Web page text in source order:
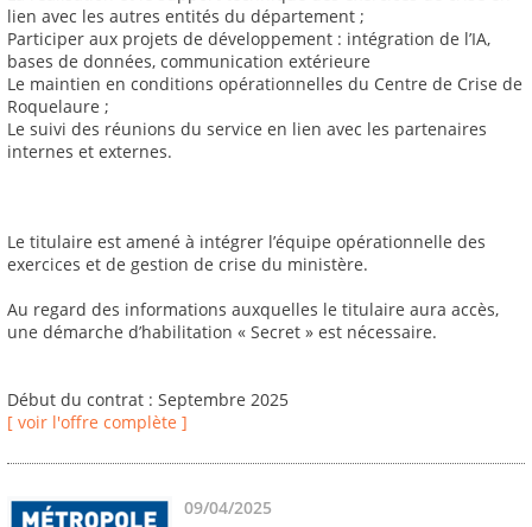
lien avec les autres entités du département ;
Participer aux projets de développement : intégration de l’IA,
bases de données, communication extérieure
Le maintien en conditions opérationnelles du Centre de Crise de
Roquelaure ;
Le suivi des réunions du service en lien avec les partenaires
internes et externes.
Le titulaire est amené à intégrer l’équipe opérationnelle des
exercices et de gestion de crise du ministère.
Au regard des informations auxquelles le titulaire aura accès,
une démarche d’habilitation « Secret » est nécessaire.
Début du contrat : Septembre 2025
[ voir l'offre complète ]
09/04/2025